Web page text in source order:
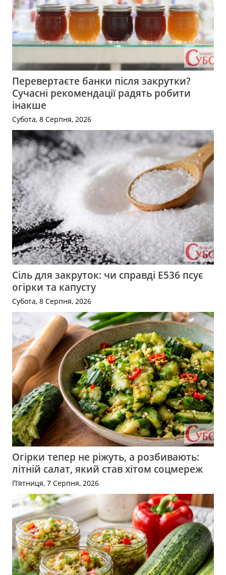
Перевертаєте банки після закрутки?
Сучасні рекомендації радять робити
інакше
Субота, 8 Серпня, 2026
Сіль для закруток: чи справді Е536 псує
огірки та капусту
Субота, 8 Серпня, 2026
Огірки тепер не ріжуть, а розбивають:
літній салат, який став хітом соцмереж
П’ятниця, 7 Серпня, 2026